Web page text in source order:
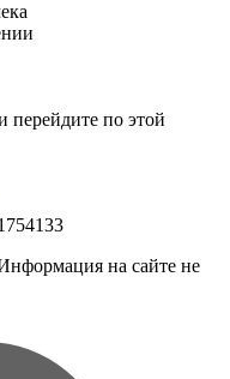
перейдите по этой
на сайте не